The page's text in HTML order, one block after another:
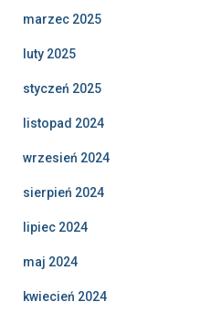
marzec 2025
luty 2025
styczeń 2025
listopad 2024
wrzesień 2024
sierpień 2024
lipiec 2024
maj 2024
kwiecień 2024